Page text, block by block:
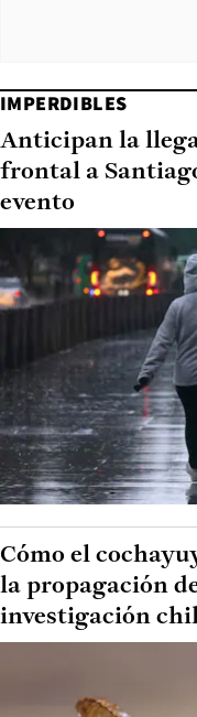
IMPERDIBLES
Anticipan la
frontal a
evento
Cómo el
la propagación
investigación